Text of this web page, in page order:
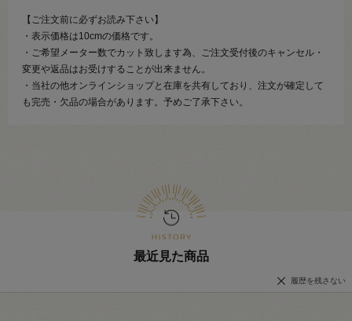
【ご注文前に必ずお読み下さい】
・表示価格は10cmの価格です。
・ご希望メーター数でカット致します為、ご注文受付後のキャンセル・
変更や返品はお受けすることが出来ません。
・当社の他オンラインショップと在庫を共有しており、注文が確定して
も完売・欠品の場合があります。予めご了承下さい。
最近見た商品
履歴を残さない